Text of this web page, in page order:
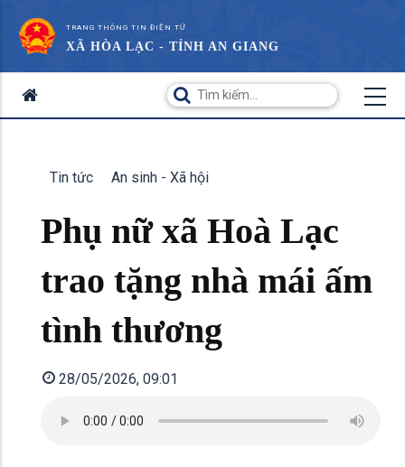
TRANG THÔNG TIN ĐIỆN TỬ
XÃ HÒA LẠC - TỈNH AN GIANG
Tin tức An sinh - Xã hội
Phụ nữ xã Hoà Lạc
trao tặng nhà mái ấm
tình thương
28/05/2026, 09:01